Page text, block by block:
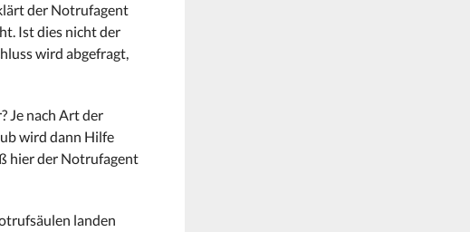
der Notrufagent
Ist dies nicht der
wird abgefragt,
Je nach Art der
wird dann Hilfe
hier der Notrufagent
landen